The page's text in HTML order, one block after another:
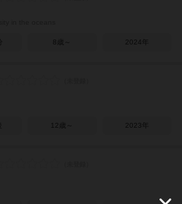
8歳～ 2024年
12歳～ 2023年